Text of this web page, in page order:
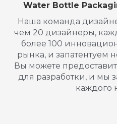
Water Bottle
Наша команда
чем 20 дизайнеры,
более 100
рынка, и запатентуем
Вы можете
для разработки, и мы
каждого